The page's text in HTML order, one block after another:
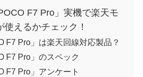
F7 Pro」実機で楽天モ
使えるかチェック！
F7 Pro」は楽天回線対応製品？
F7 Pro」のスペック
F7 Pro」アンケート